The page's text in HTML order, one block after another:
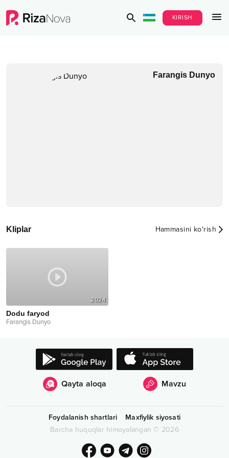
KIRISH
Farangis Dunyo
Kliplar Hammasini ko‘rish
2024
Dodu faryod
Farangis Dunyo
Qayta aloqa Mavzu
Foydalanish shartlari
Maxfiylik siyosati
Barcha huquqlar himoyalangan © 2026